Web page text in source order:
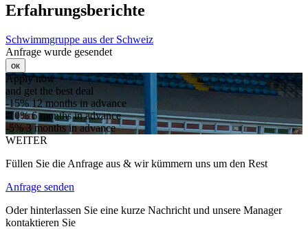
Erfahrungsberichte
Schwimmgruppe aus der Schweiz
Anfrage wurde gesendet
ок
Apply now
and get the best deal
-15%12 months in advance
-10%6 months in advance
-5%3 months in advance
WEITER
Füllen Sie die Anfrage aus & wir kümmern uns um den Rest
Anfrage senden
Oder hinterlassen Sie eine kurze Nachricht und unsere Manager
kontaktieren Sie